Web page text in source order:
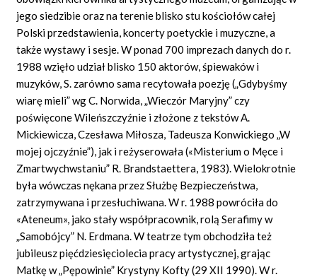
jego siedzibie oraz na terenie blisko stu kościołów całej
Polski przedstawienia, koncerty poetyckie i muzyczne, a
także wystawy i sesje. W ponad 700 imprezach danych do r.
1988 wzięło udział blisko 150 aktorów, śpiewaków i
muzyków, S. zarówno sama recytowała poezję („Gdybyśmy
wiarę mieli” wg C. Norwida, „Wieczór Maryjny” czy
poświęcone Wileńszczyźnie i złożone z tekstów A.
Mickiewicza, Czesława Miłosza, Tadeusza Konwickiego „W
mojej ojczyźnie”), jak i reżyserowała («Misterium o Męce i
Zmartwychwstaniu” R. Brandstaettera, 1983). Wielokrotnie
była wówczas nękana przez Służbę Bezpieczeństwa,
zatrzymywana i przesłuchiwana. W r. 1988 powróciła do
«Ateneum», jako stały współpracownik, rolą Serafimy w
„Samobójcy” N. Erdmana. W teatrze tym obchodziła też
jubileusz pięćdziesięciolecia pracy artystycznej, grając
Matkę w „Pępowinie” Krystyny Kofty (29 XII 1990). W r.